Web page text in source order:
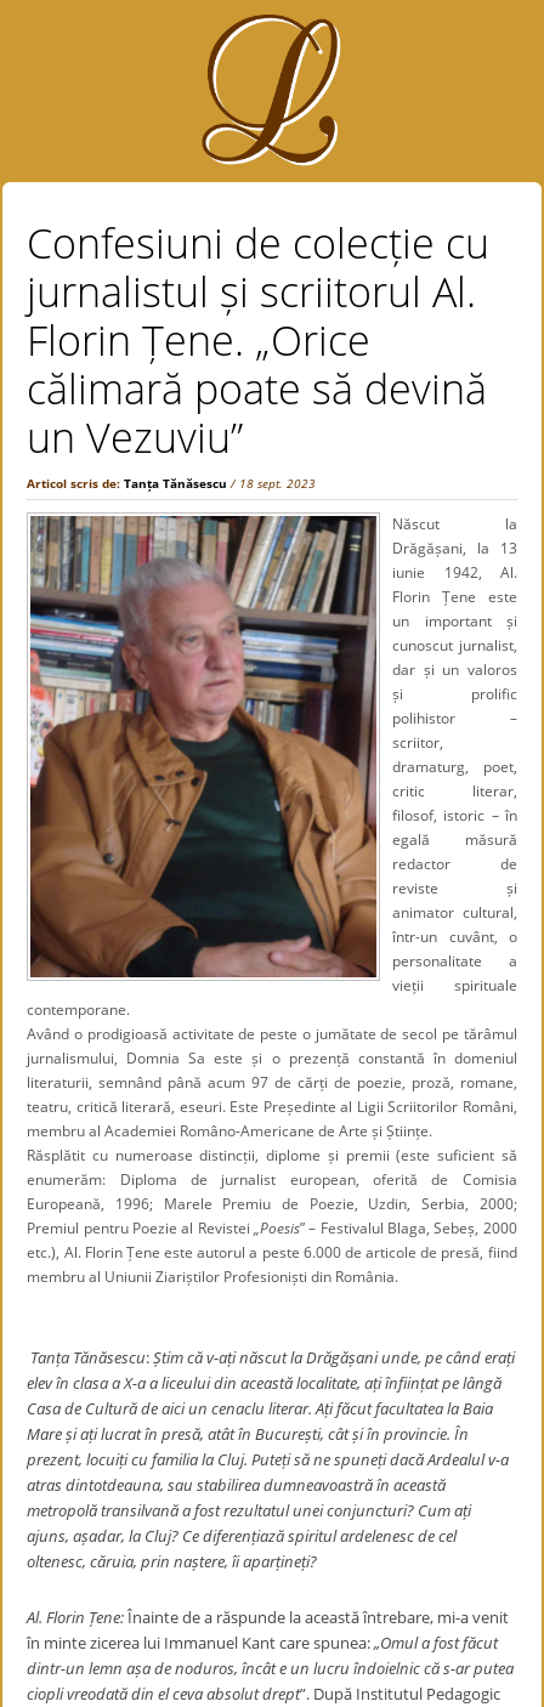
Confesiuni de colecție cu
jurnalistul și scriitorul Al.
Florin Țene. „Orice
călimară poate să devină
un Vezuviu”
Articol scris de:Tanța Tănăsescu / 18 sept. 2023
Născut la
Drăgășani, la 13
iunie 1942, Al.
Florin Țene este
un important și
cunoscut jurnalist,
dar și un valoros
și prolific
polihistor –
scriitor,
dramaturg, poet,
critic literar,
filosof, istoric – în
egală măsură
redactor de
reviste și
animator cultural,
într-un cuvânt, o
personalitate a
vieții spirituale
contemporane.
Având o prodigioasă activitate de peste o jumătate de secol pe tărâmul
jurnalismului, Domnia Sa este și o prezență constantă în domeniul
literaturii, semnând până acum 97 de cărți de poezie, proză, romane,
teatru, critică literară, eseuri. Este Președinte al Ligii Scriitorilor Români,
membru al Academiei Româno-Americane de Arte și Științe.
Răsplătit cu numeroase distincții, diplome și premii (este suficient să
enumerăm: Diploma de jurnalist european, oferită de Comisia
Europeană, 1996; Marele Premiu de Poezie, Uzdin, Serbia, 2000;
Premiul pentru Poezie al Revistei „Poesis” – Festivalul Blaga, Sebeș, 2000
etc.), Al. Florin Țene este autorul a peste 6.000 de articole de presă, fiind
membru al Uniunii Ziariștilor Profesioniști din România.
Tanța Tănăsescu:Știm că v-ați născut la Drăgășani unde, pe când erați
elev în clasa a X-a a liceului din această localitate, ați înființat pe lângă
Casa de Cultură de aici un cenaclu literar. Ați făcut facultatea la Baia
Mare și ați lucrat în presă, atât în București, cât și în provincie. În
prezent, locuiți cu familia la Cluj. Puteți să ne spuneți dacă Ardealul v-a
atras dintotdeauna, sau stabilirea dumneavoastră în această
metropolă transilvană a fost rezultatul unei conjuncturi? Cum ați
ajuns, așadar, la Cluj? Ce diferențiază spiritul ardelenesc de cel
oltenesc, căruia, prin naștere, îi aparțineți?
Al. Florin Țene:Înainte de a răspunde la această întrebare, mi-a venit
în minte zicerea lui Immanuel Kant care spunea:„Omul a fost făcut
dintr-un lemn așa de noduros, încât e un lucru îndoielnic că s-ar putea
ciopli vreodată din el ceva absolut drept”. După Institutul Pedagogic